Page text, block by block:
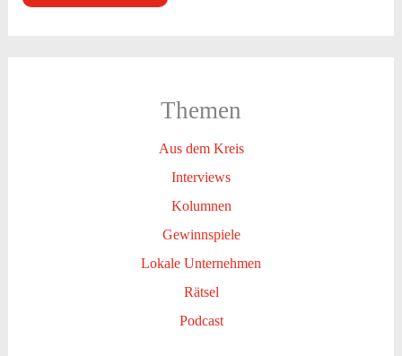
Themen
Aus dem Kreis
Interviews
Kolumnen
Gewinnspiele
Lokale Unternehmen
Rätsel
Podcast